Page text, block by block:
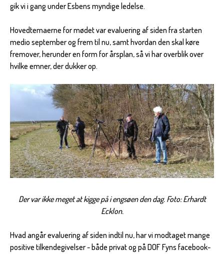
gik vi i gang under Esbens myndige ledelse.
Hovedtemaerne for mødet var evaluering af siden fra starten
medio september og frem til nu, samt hvordan den skal køre
fremover, herunder en form for årsplan, så vi har overblik over
hvilke emner, der dukker op.
Der var ikke meget at kigge på i engsøen den dag. Foto: Erhardt
Ecklon.
Hvad angår evaluering af siden indtil nu, har vi modtaget mange
positive tilkendegivelser - både privat og på DOF Fyns facebook-